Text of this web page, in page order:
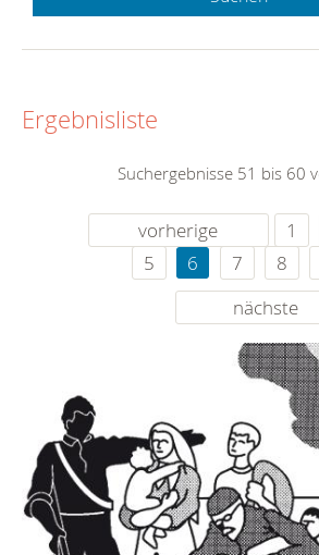
Ergebnisliste
Suchergebnisse 51 bis 60
vorherige 1
5
6 7 8
nächste